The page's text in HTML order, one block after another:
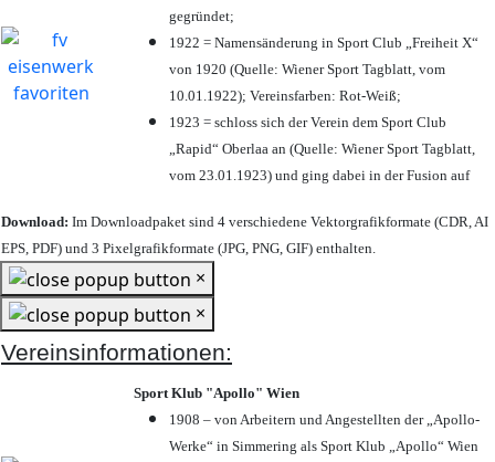
gegründet;
1922 = Namensänderung in Sport Club „Freiheit X“
von 1920 (Quelle: Wiener Sport Tagblatt, vom
10.01.1922); Vereinsfarben: Rot-Weiß;
1923 = schloss sich der Verein dem Sport Club
„Rapid“ Oberlaa an (Quelle: Wiener Sport Tagblatt,
vom 23.01.1923) und ging dabei in der Fusion auf
Download: Im Downloadpaket sind 4 verschiedene Vektorgrafikformate (CDR, AI
EPS, PDF) und 3 Pixelgrafikformate (JPG, PNG, GIF) enthalten.
×
×
Vereinsinformationen:
Sport Klub "Apollo" Wien
1908 – von Arbeitern und Angestellten der „Apollo-
Werke“ in Simmering als Sport Klub „Apollo“ Wien